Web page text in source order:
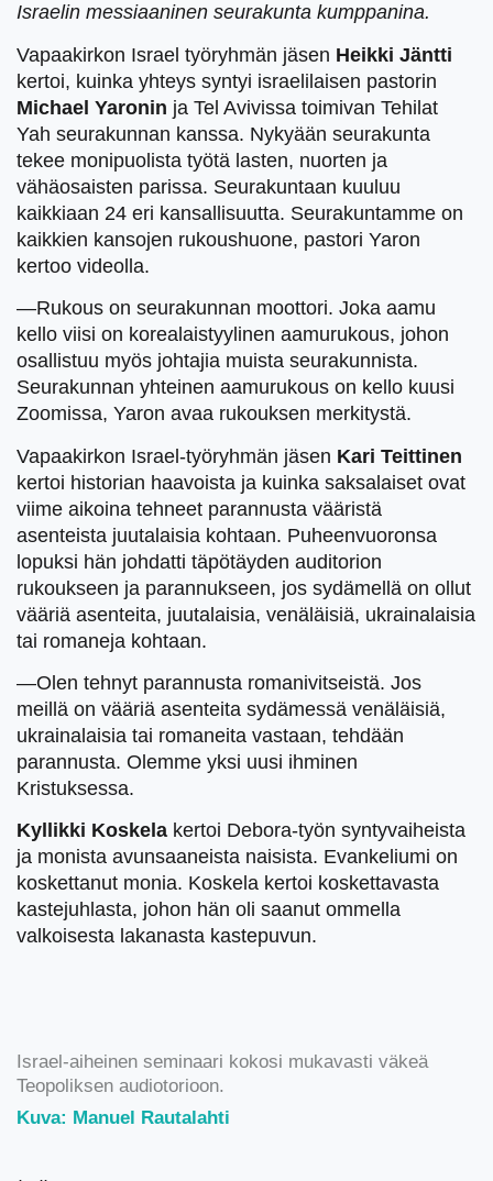
Israelin messiaaninen seurakunta kumppanina.
Vapaakirkon Israel työryhmän jäsen Heikki Jäntti
kertoi, kuinka yhteys syntyi israelilaisen pastorin
Michael Yaronin ja Tel Avivissa toimivan Tehilat
Yah seurakunnan kanssa. Nykyään seurakunta
tekee monipuolista työtä lasten, nuorten ja
vähäosaisten parissa. Seurakuntaan kuuluu
kaikkiaan 24 eri kansallisuutta. Seurakuntamme on
kaikkien kansojen rukoushuone, pastori Yaron
kertoo videolla.
—Rukous on seurakunnan moottori. Joka aamu
kello viisi on korealaistyylinen aamurukous, johon
osallistuu myös johtajia muista seurakunnista.
Seurakunnan yhteinen aamurukous on kello kuusi
Zoomissa, Yaron avaa rukouksen merkitystä.
Vapaakirkon Israel-työryhmän jäsen Kari Teittinen
kertoi historian haavoista ja kuinka saksalaiset ovat
viime aikoina tehneet parannusta vääristä
asenteista juutalaisia kohtaan. Puheenvuoronsa
lopuksi hän johdatti täpötäyden auditorion
rukoukseen ja parannukseen, jos sydämellä on ollut
vääriä asenteita, juutalaisia, venäläisiä, ukrainalaisia
tai romaneja kohtaan.
—Olen tehnyt parannusta romanivitseistä. Jos
meillä on vääriä asenteita sydämessä venäläisiä,
ukrainalaisia tai romaneita vastaan, tehdään
parannusta. Olemme yksi uusi ihminen
Kristuksessa.
Kyllikki Koskela kertoi Debora-työn syntyvaiheista
ja monista avunsaaneista naisista. Evankeliumi on
koskettanut monia. Koskela kertoi koskettavasta
kastejuhlasta, johon hän oli saanut ommella
valkoisesta lakanasta kastepuvun.
Israel-aiheinen seminaari kokosi mukavasti väkeä
Teopoliksen audiotorioon.
Kuva: Manuel Rautalahti